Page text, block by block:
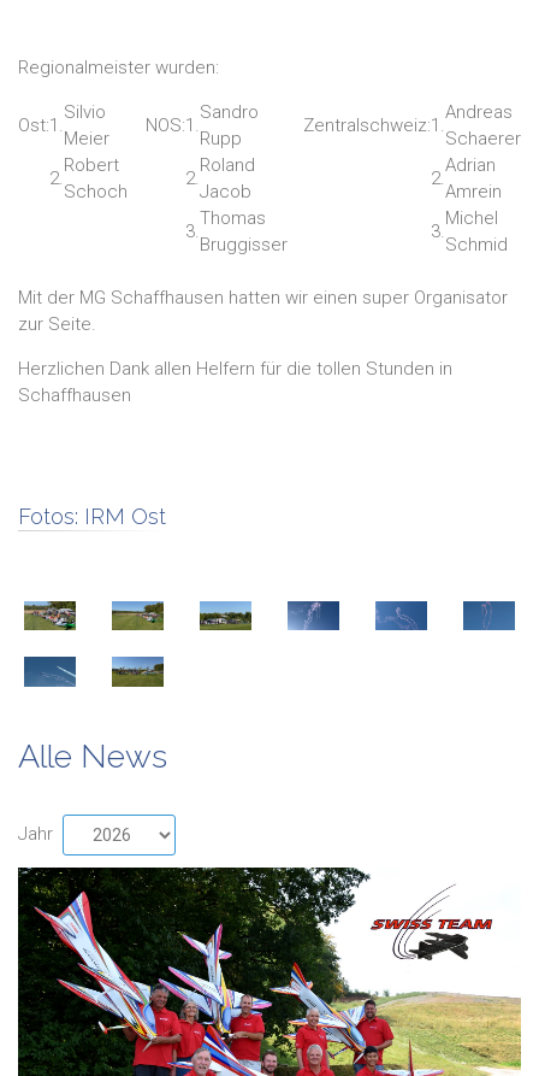
Regionalmeister wurden:
Ost:1.
Silvio
Meier
NOS:1.
Sandro
Rupp
Zentralschweiz:1.
Andreas
Schaerer
2.
Robert
Schoch
2.
Roland
Jacob
2.
Adrian
Amrein
3.
Thomas
Bruggisser
3.
Michel
Schmid
Mit der MG Schaffhausen hatten wir einen super Organisator
zur Seite.
Herzlichen Dank allen Helfern für die tollen Stunden in
Schaffhausen
Fotos: IRM Ost
Alle News
Jahr